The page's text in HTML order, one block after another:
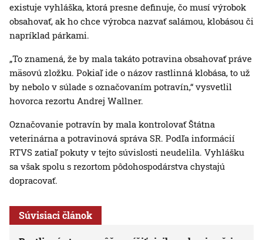
existuje vyhláška, ktorá presne definuje, čo musí výrobok
obsahovať, ak ho chce výrobca nazvať salámou, klobásou či
napríklad párkami.
„To znamená, že by mala takáto potravina obsahovať práve
mäsovú zložku. Pokiaľ ide o názov rastlinná klobása, to už
by nebolo v súlade s označovaním potravín,“ vysvetlil
hovorca rezortu Andrej Wallner.
Označovanie potravín by mala kontrolovať Štátna
veterinárna a potravinová správa SR. Podľa informácií
RTVS zatiaľ pokuty v tejto súvislosti neudelila. Vyhlášku
sa však spolu s rezortom pôdohospodárstva chystajú
dopracovať.
Súvisiaci článok